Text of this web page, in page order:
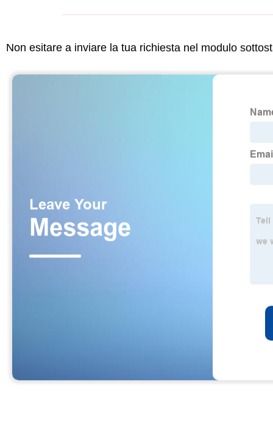
Non esitare a inviare la tua richiesta nel modulo